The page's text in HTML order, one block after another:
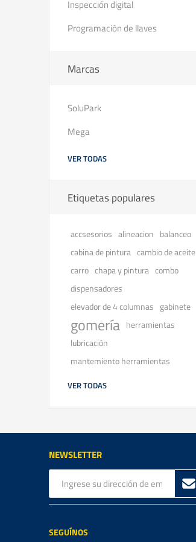
Inspección digital
Programación de llaves
Marcas
SoluPark
Mega
VER TODAS
Etiquetas populares
accsesorios alineacion balanceo
cabina de pintura cambio de aceite
carro chapa y pintura combo
dispensadores
elevador de 4 columnas gabinete
gomería herramientas
lubricación
mantemiento herramientas
VER TODAS
NEWSLETTER
SEGUÍNOS